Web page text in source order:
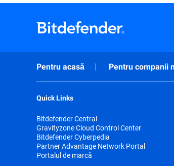
Pentru acasă Pentru companii
Quick Links
Bitdefender Central
Gravityzone Cloud Control Center
Bitdefender Cyberpedia
Partner Advantage Network Portal
Portalul de marcă